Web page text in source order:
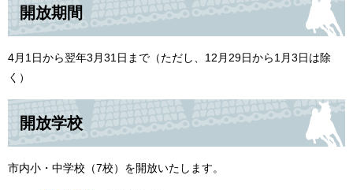
開放期間
4月1日から翌年3月31日まで（ただし、12月29日から1月3日は除
く）
開放学校
市内小・中学校（7校）を開放いたします。